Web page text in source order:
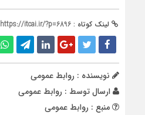
لینک کوتاه : https://itcai.ir/?p=6896
نویسنده : روابط عمومی
ارسال توسط : روابط عمومی
منبع : روابط عمومی